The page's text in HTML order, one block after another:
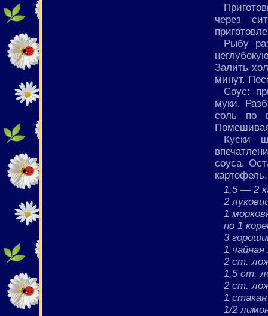
через
Рыбу
Залить
минут.
Соус:
муки.
соль по
Куски
соуса.
картофель.
1,5 — 2
2
1
по 1
3
1
2 ст.
1,5 ст.
2 ст.
1
1/2